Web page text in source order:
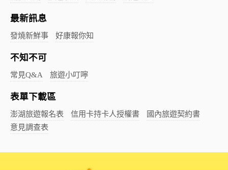
最新訊息
發燒新鮮事 好康報你知
不知不可
常見Q&A 旅遊小叮嚀
表單下載區
澎湖旅遊報名表 信用卡持卡人授權書
國內旅遊契約書
意見調查表